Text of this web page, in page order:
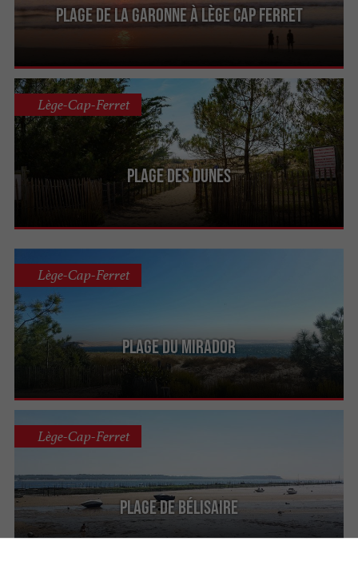
Plage de la Garonne à Lège Cap Ferret
Plage des Dunes
Lège-Cap-Ferret
Plage du Mirador
Lège-Cap-Ferret
Plage de Bélisaire
Lège-Cap-Ferret